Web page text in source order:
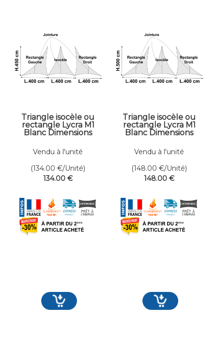
Triangle isocèle ou
rectangle Lycra M1
Blanc Dimensions
Vendu à l'unité
(134.00 €/Unité)
134.00 €
Triangle isocèle ou
rectangle Lycra M1
Blanc Dimensions
Vendu à l'unité
(148.00 €/Unité)
148.00 €